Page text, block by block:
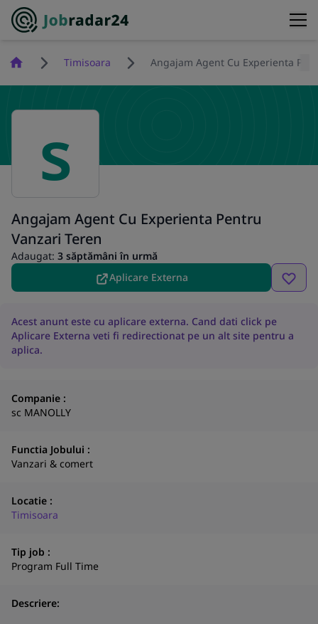
HomepageTimisoara Angajam Agent Cu Experienta
s
Angajam Agent Cu Experienta Pentru
Vanzari Teren
Adaugat: 3 săptămâni în urmă
Aplicare Externa
Acest anunt este cu aplicare externa. Cand dati click pe
Aplicare Externa veti fi redirectionat pe un alt site pentru a
aplica.
Companie :
sc MANOLLY
Functia Jobului :
Vanzari & comert
Locatie :
Timisoara
Tip job :
Program Full Time
Descriere: